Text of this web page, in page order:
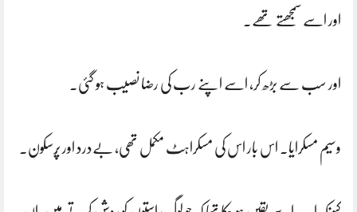
اور اسے سمجھتے تھے۔
اور سب سے بڑھ کر، اسے اپنے رب کی رضا نصیب ہو گئی۔
وسیم مسکرایا۔ اس بار اس کی مسکراہٹ مکمل تھی، بےدرد اور پُرسکون۔